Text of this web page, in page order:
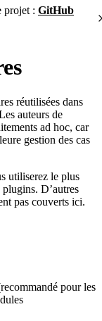
projet : GitHub
réutilisées dans
auteurs de
ad hoc, car
gestion des cas
utiliserez le plus
D’autres
pas couverts ici.
pour les